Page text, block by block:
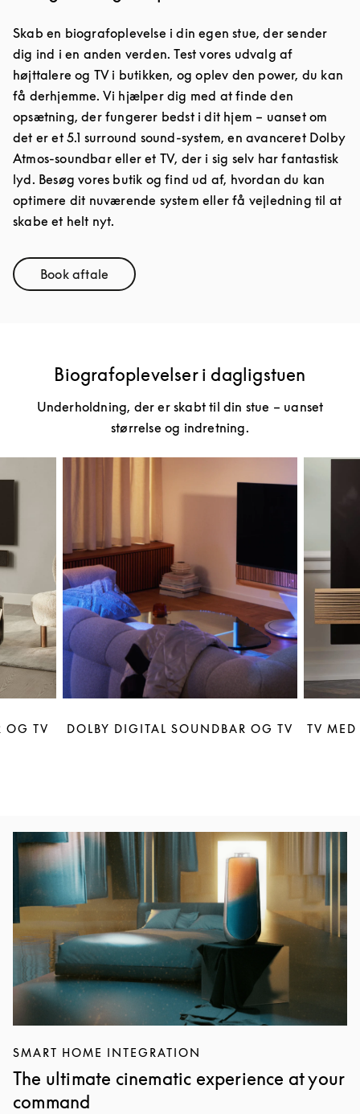
Skab en biografoplevelse i din egen stue, der sender
dig ind i en anden verden. Test vores udvalg af
højttalere og TV i butikken, og oplev den power, du kan
få derhjemme. Vi hjælper dig med at finde den
opsætning, der fungerer bedst i dit hjem – uanset om
det er et 5.1 surround sound-system, en avanceret Dolby
Atmos-soundbar eller et TV, der i sig selv har fantastisk
lyd. Besøg vores butik og find ud af, hvordan du kan
optimere dit nuværende system eller få vejledning til at
skabe et helt nyt.
Book aftaleLink Opens in New Tab
Biografoplevelser i dagligstuen
Underholdning, der er skabt til din stue – uanset
størrelse og indretning.
OG TV DOLBY DIGITAL SOUNDBAR OG TV TV MED
Event-billede
SMART HOME INTEGRATION
The ultimate cinematic experience at your
command